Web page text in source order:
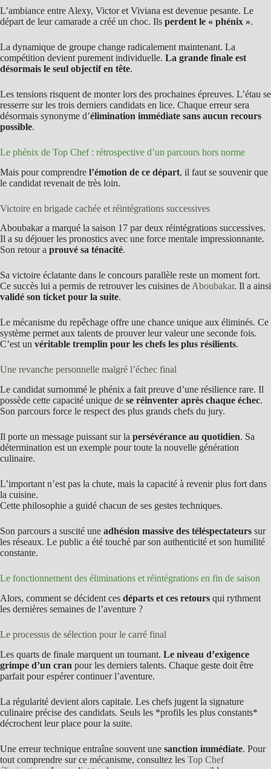
L’ambiance entre Alexy, Victor et Viviana est devenue pesante. Le
départ de leur camarade a créé un choc. Ils perdent le « phénix ».
La dynamique de groupe change radicalement maintenant. La
compétition devient purement individuelle. La grande finale est
désormais le seul objectif en tête.
Les tensions risquent de monter lors des prochaines épreuves. L’étau se
resserre sur les trois derniers candidats en lice. Chaque erreur sera
désormais synonyme d’élimination immédiate sans aucun recours
possible.
Le phénix de Top Chef : rétrospective d’un parcours hors norme
Mais pour comprendre l’émotion de ce départ, il faut se souvenir que
le candidat revenait de très loin.
Victoire en brigade cachée et réintégrations successives
Aboubakar a marqué la saison 17 par deux réintégrations successives.
Il a su déjouer les pronostics avec une force mentale impressionnante.
Son retour a prouvé sa ténacité.
Sa victoire éclatante dans le concours parallèle reste un moment fort.
Ce succès lui a permis de retrouver les cuisines de Aboubakar. Il a ainsi
validé son ticket pour la suite.
Le mécanisme du repêchage offre une chance unique aux éliminés. Ce
système permet aux talents de prouver leur valeur une seconde fois.
C’est un véritable tremplin pour les chefs les plus résilients.
Une revanche personnelle malgré l’échec final
Le candidat surnommé le phénix a fait preuve d’une résilience rare. Il
possède cette capacité unique de se réinventer après chaque échec.
Son parcours force le respect des plus grands chefs du jury.
Il porte un message puissant sur la persévérance au quotidien. Sa
détermination est un exemple pour toute la nouvelle génération
culinaire.
L’important n’est pas la chute, mais la capacité à revenir plus fort dans
la cuisine.
Cette philosophie a guidé chacun de ses gestes techniques.
Son parcours a suscité une adhésion massive des téléspectateurs sur
les réseaux. Le public a été touché par son authenticité et son humilité
constante.
Le fonctionnement des éliminations et réintégrations en fin de saison
Alors, comment se décident ces départs et ces retours qui rythment
les dernières semaines de l’aventure ?
Le processus de sélection pour le carré final
Les quarts de finale marquent un tournant. Le niveau d’exigence
grimpe d’un cran pour les derniers talents. Chaque geste doit être
parfait pour espérer continuer l’aventure.
La régularité devient alors capitale. Les chefs jugent la signature
culinaire précise des candidats. Seuls les *profils les plus constants*
décrochent leur place pour la suite.
Une erreur technique entraîne souvent une sanction immédiate. Pour
tout comprendre sur ce mécanisme, consultez les Top Chef